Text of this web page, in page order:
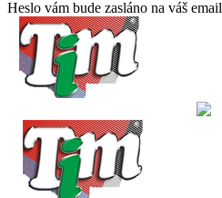
Heslo vám bude zasláno na váš email